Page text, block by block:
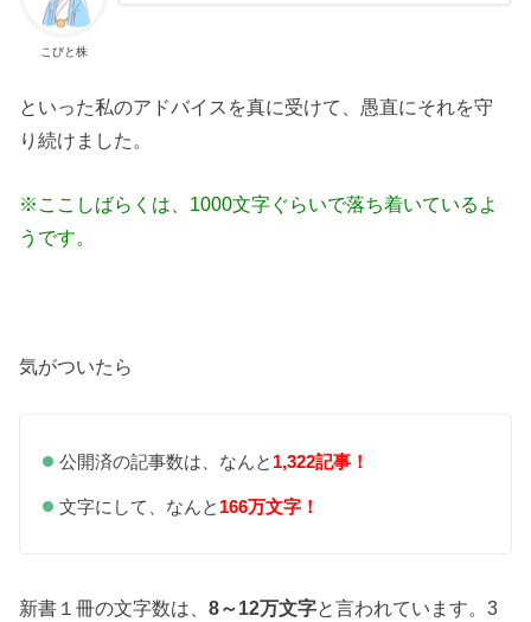
こびと株
といった私のアドバイスを真に受けて、愚直にそれを守
り続けました。
※ここしばらくは、1000文字ぐらいで落ち着いているよ
うです。
気がついたら
公開済の記事数は、なんと 1,322記事！
文字にして、なんと 166万文字！
新書１冊の文字数は、8～12万文字と言われています。3